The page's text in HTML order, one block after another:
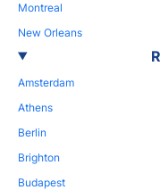
Montreal
New Orleans
Amsterdam
Athens
Berlin
Brighton
Budapest